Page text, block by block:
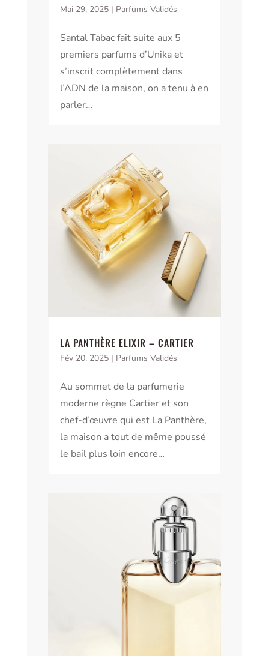
Mai 29, 2025| Parfums Validés
Santal Tabac fait suite aux 5
premiers parfums d’Unika et
s’inscrit complètement dans
l’ADN de la maison, on a tenu à en
parler…
LA PANTHÈRE ELIXIR – CARTIER
Fév 20, 2025| Parfums Validés
Au sommet de la parfumerie
moderne règne Cartier et son
chef-d’œuvre qui est La Panthère,
la maison a tout de même poussé
le bail plus loin encore…